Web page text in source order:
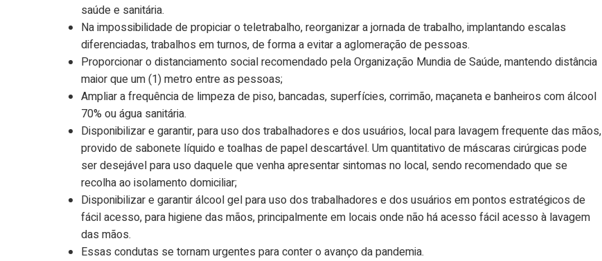
saúde e sanitária.
Na impossibilidade de propiciar o teletrabalho, reorganizar a jornada de trabalho, implantando escalas
diferenciadas, trabalhos em turnos, de forma a evitar a aglomeração de pessoas.
Proporcionar o distanciamento social recomendado pela Organização Mundia de Saúde, mantendo distância
maior que um (1) metro entre as pessoas;
Ampliar a frequência de limpeza de piso, bancadas, superfícies, corrimão, maçaneta e banheiros com álcool
70% ou água sanitária.
Disponibilizar e garantir, para uso dos trabalhadores e dos usuários, local para lavagem frequente das mãos,
provido de sabonete líquido e toalhas de papel descartável. Um quantitativo de máscaras cirúrgicas pode
ser desejável para uso daquele que venha apresentar sintomas no local, sendo recomendado que se
recolha ao isolamento domiciliar;
Disponibilizar e garantir álcool gel para uso dos trabalhadores e dos usuários em pontos estratégicos de
fácil acesso, para higiene das mãos, principalmente em locais onde não há acesso fácil acesso à lavagem
das mãos.
Essas condutas se tornam urgentes para conter o avanço da pandemia.